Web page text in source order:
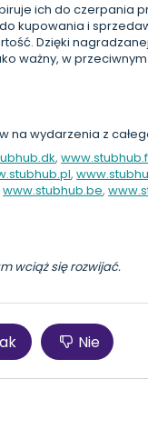
ich do czerpania
kupowania i
Dzięki
ważny, w
na wydarzenia z
,
,
www.stubhub.be,
wciąż się rozwijać.
Nie